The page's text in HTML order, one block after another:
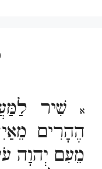
א
שִׁיר
הֶהָרִים
מֵעִם יְהוָה